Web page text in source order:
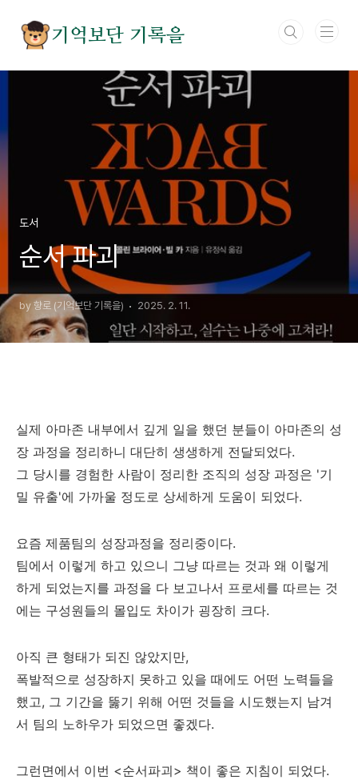
기억보단 기록을
도서
순서 파괴
by 향로 (기억보단 기록을) 2025. 2. 11.
실제 아마존 내부에서 깊게 일을 했던 분들이 아마존의 성
장 과정을 정리하니 대단히 생생하게 전달되었다.
그 당시를 경험한 사람이 정리한 조직의 성장 과정은 '기
밀 유출'에 가까울 정도로 상세하게 도움이 되었다.
요즘 제품팀의 성장과정을 정리중이다.
팀에서 이렇게 하고 있으니 그냥 따르는 것과 왜 이렇게
하게 되었는지를 과정을 다 보고나서 프로세를 따르는 것
에는 구성원들의 몰입도 차이가 굉장히 크다.
아직 큰 형태가 되진 않았지만,
폭발적으로 성장하지 못하고 있을 때에도 어떤 노력들을
했고, 그 기간을 뚫기 위해 어떤 것들을 시도했는지 남겨
서 팀의 노하우가 되었으면 좋겠다.
그런면에서 이번 <순서파괴> 책이 좋은 지침이 되었다.